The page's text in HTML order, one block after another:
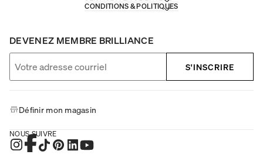
CONDITIONS & POLITIQUES
DEVENEZ MEMBRE BRILLIANCE
S'INSCRIRE
Définir mon magasin
NOUS SUIVRE